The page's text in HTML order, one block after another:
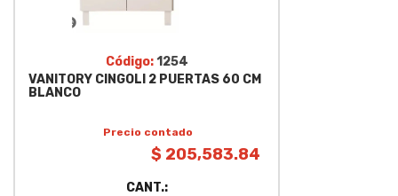
Código:1254
VANITORY CINGOLI 2 PUERTAS 60 CM
BLANCO
Precio contado
$ 205,583.84
CANT.: